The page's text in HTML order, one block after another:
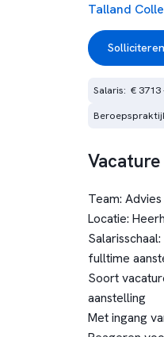
Talland
Solliciteren
Salaris:  € 3713
Team:
Locatie:
Salarisschaal:
fulltime
Soort
aanstelling
Met ingang